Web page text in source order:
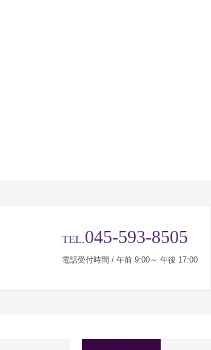
TEL.045-593-8505
電話受付時間 / 午前 9:00～ 午後 17:00